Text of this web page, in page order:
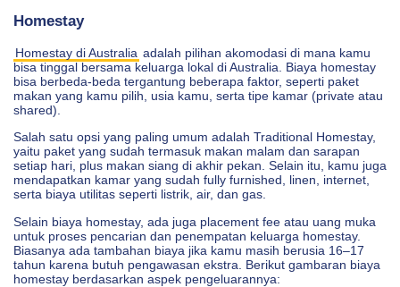
Homestay
Homestay di Australia adalah pilihan akomodasi di mana kamu
bisa tinggal bersama keluarga lokal di Australia. Biaya homestay
bisa berbeda-beda tergantung beberapa faktor, seperti paket
makan yang kamu pilih, usia kamu, serta tipe kamar (private atau
shared).
Salah satu opsi yang paling umum adalah Traditional Homestay,
yaitu paket yang sudah termasuk makan malam dan sarapan
setiap hari, plus makan siang di akhir pekan. Selain itu, kamu juga
mendapatkan kamar yang sudah fully furnished, linen, internet,
serta biaya utilitas seperti listrik, air, dan gas.
Selain biaya homestay, ada juga placement fee atau uang muka
untuk proses pencarian dan penempatan keluarga homestay.
Biasanya ada tambahan biaya jika kamu masih berusia 16–17
tahun karena butuh pengawasan ekstra. Berikut gambaran biaya
homestay berdasarkan aspek pengeluarannya: